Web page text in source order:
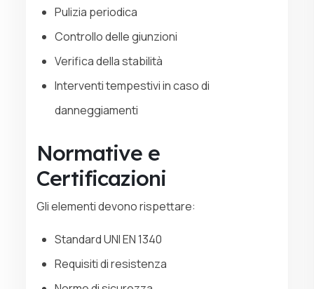
Pulizia periodica
Controllo delle giunzioni
Verifica della stabilità
Interventi tempestivi in caso di
danneggiamenti
Normative e
Certificazioni
Gli elementi devono rispettare:
Standard UNI EN 1340
Requisiti di resistenza